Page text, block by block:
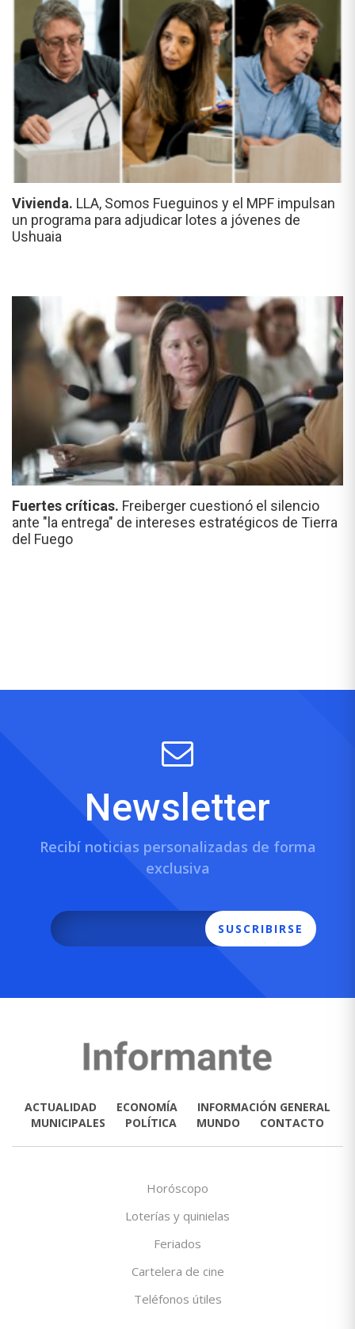
Vivienda. LLA, Somos Fueguinos y el MPF impulsan
un programa para adjudicar lotes a jóvenes de
Ushuaia
Fuertes críticas. Freiberger cuestionó el silencio
ante "la entrega" de intereses estratégicos de Tierra
del Fuego
Newsletter
Recibí noticias personalizadas de forma
exclusiva
SUSCRIBIRSE
ACTUALIDAD ECONOMÍA
INFORMACIÓN GENERAL
MUNICIPALES
POLÍTICA MUNDO CONTACTO
Horóscopo
Loterías y quinielas
Feriados
Cartelera de cine
Teléfonos útiles